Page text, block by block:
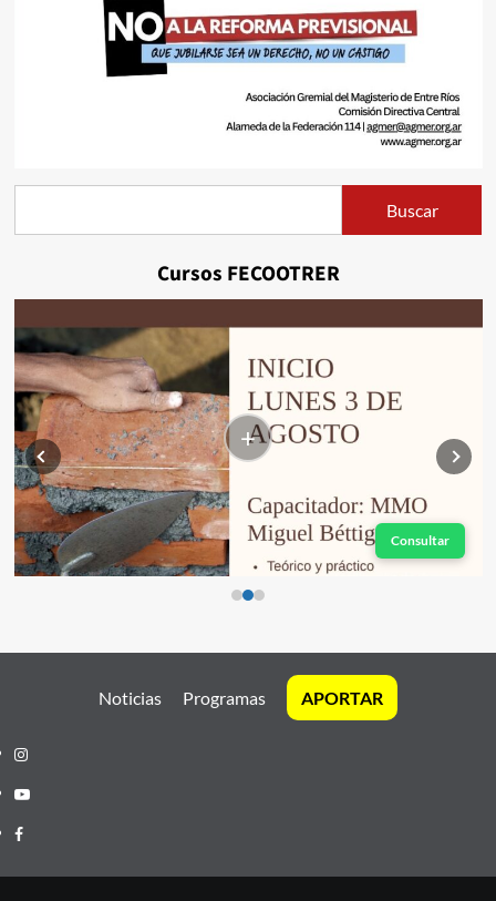
Buscar
Cursos FECOOTRER
+
Consultar
Noticias Programas APORTAR
Instagram
Youtube
Facebook